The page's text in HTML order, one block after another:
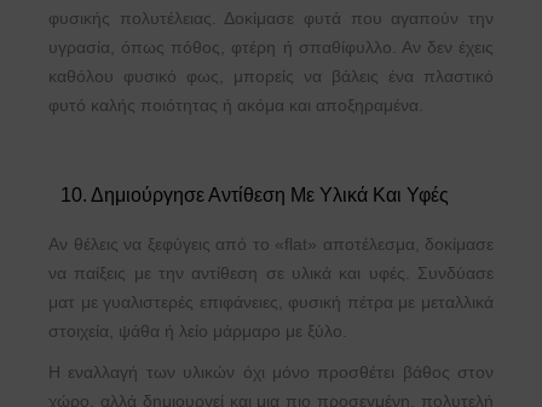
φυσικής πολυτέλειας. Δοκίμασε φυτά που αγαπούν την
υγρασία, όπως πόθος, φτέρη ή σπαθίφυλλο. Αν δεν έχεις
καθόλου φυσικό φως, μπορείς να βάλεις ένα πλαστικό
φυτό καλής ποιότητας ή ακόμα και αποξηραμένα.
10. Δημιούργησε Αντίθεση Με Υλικά Και Υφές
Αν θέλεις να ξεφύγεις από το «flat» αποτέλεσμα, δοκίμασε
να παίξεις με την αντίθεση σε υλικά και υφές. Συνδύασε
ματ με γυαλιστερές επιφάνειες, φυσική πέτρα με μεταλλικά
στοιχεία, ψάθα ή λείο μάρμαρο με ξύλο.
Η εναλλαγή των υλικών όχι μόνο προσθέτει βάθος στον
χώρο, αλλά δημιουργεί και μια πιο προσεγμένη, πολυτελή